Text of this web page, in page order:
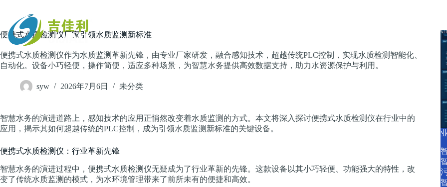
容
关于我
便携式水质检测仪厂家引领水质监测新标准
便携式水质检测仪作为水质监测革新先锋，由专业厂家研发，融合感知技术，超越传统PLC控制，实现水质检测智能化、
自动化。设备小巧轻便，操作简便，适应多种场景，为智慧水务提供高效数据支持，助力水资源保护与利用。
syw 2026年7月6日 未分类
智慧水务的演进道路上，感知技术的应用正悄然改变着水质监测的方式。本文将深入探讨便携式水质检测仪在行业中的
应用，揭示其如何超越传统的PLC控制，成为引领水质监测新标准的关键设备。
便携式水质检测仪：行业革新先锋
智慧水务的演进过程中，便携式水质检测仪无疑成为了行业革新的先锋。这款设备以其小巧轻便、功能强大的特性，改
变了传统水质监测的模式，为水环境管理带来了前所未有的便捷和高效。